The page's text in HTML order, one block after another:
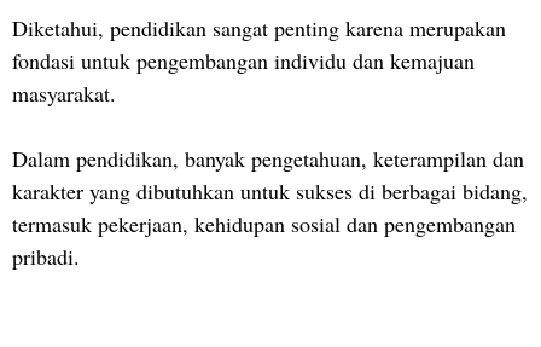
Diketahui, pendidikan sangat penting karena merupakan
fondasi untuk pengembangan individu dan kemajuan
masyarakat.
Dalam pendidikan, banyak pengetahuan, keterampilan dan
karakter yang dibutuhkan untuk sukses di berbagai bidang,
termasuk pekerjaan, kehidupan sosial dan pengembangan
pribadi.